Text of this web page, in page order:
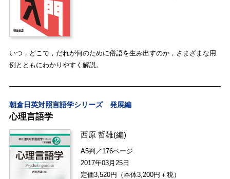
いつ，どこで，だれが何のために俗語を生み出すのか，さまざまな用
例とともにわかりやすく解説。
朝倉日英対照言語学シリーズ 発展編
心理言語学
西原 哲雄(編)
A5判／176ページ
2017年03月25日
定価3,520円（本体3,200円＋税）